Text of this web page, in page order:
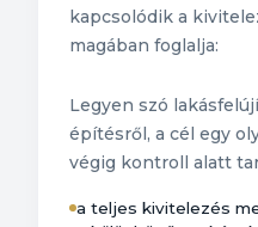
kapcsolódik a
magában foglalja:
Legyen szó
építésről, a cél egy
végig kontroll alatt
a teljes kivitelezés